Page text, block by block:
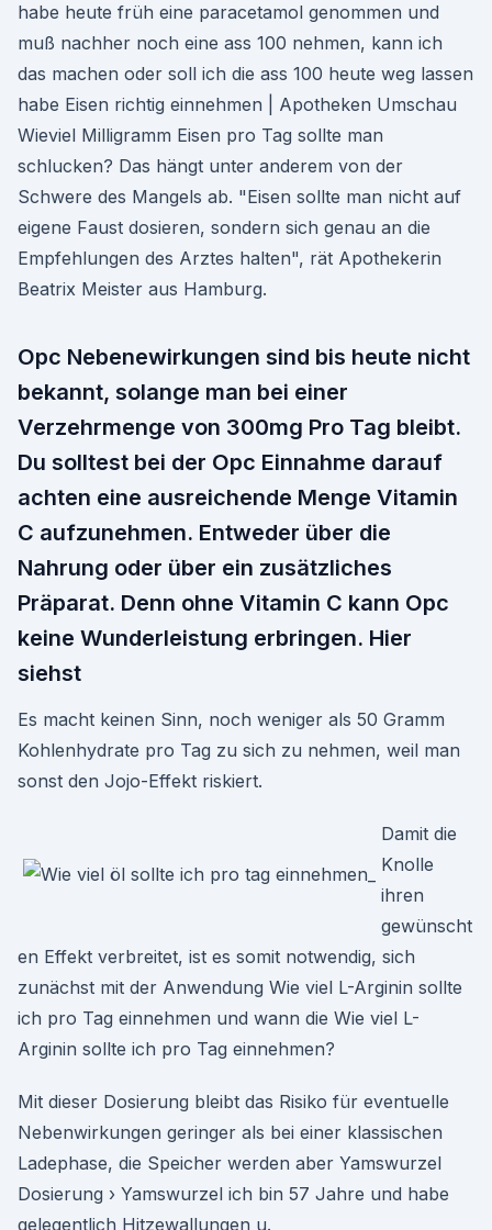
habe heute früh eine paracetamol genommen und
muß nachher noch eine ass 100 nehmen, kann ich
das machen oder soll ich die ass 100 heute weg lassen
habe Eisen richtig einnehmen | Apotheken Umschau
Wieviel Milligramm Eisen pro Tag sollte man
schlucken? Das hängt unter anderem von der
Schwere des Mangels ab. "Eisen sollte man nicht auf
eigene Faust dosieren, sondern sich genau an die
Empfehlungen des Arztes halten", rät Apothekerin
Beatrix Meister aus Hamburg.
Opc Nebenewirkungen sind bis heute nicht
bekannt, solange man bei einer
Verzehrmenge von 300mg Pro Tag bleibt.
Du solltest bei der Opc Einnahme darauf
achten eine ausreichende Menge Vitamin
C aufzunehmen. Entweder über die
Nahrung oder über ein zusätzliches
Präparat. Denn ohne Vitamin C kann Opc
keine Wunderleistung erbringen. Hier
siehst
Es macht keinen Sinn, noch weniger als 50 Gramm
Kohlenhydrate pro Tag zu sich zu nehmen, weil man
sonst den Jojo-Effekt riskiert.
Damit die
Knolle
ihren
gewünscht
en Effekt verbreitet, ist es somit notwendig, sich
zunächst mit der Anwendung Wie viel L-Arginin sollte
ich pro Tag einnehmen und wann die Wie viel L-
Arginin sollte ich pro Tag einnehmen?
Mit dieser Dosierung bleibt das Risiko für eventuelle
Nebenwirkungen geringer als bei einer klassischen
Ladephase, die Speicher werden aber Yamswurzel
Dosierung › Yamswurzel ich bin 57 Jahre und habe
gelegentlich Hitzewallungen u.